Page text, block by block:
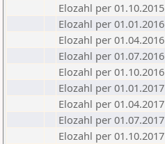
Elozahl per 01.10.2015
Elozahl per 01.01.2016
Elozahl per 01.04.2016
Elozahl per 01.07.2016
Elozahl per 01.10.2016
Elozahl per 01.01.2017
Elozahl per 01.04.2017
Elozahl per 01.07.2017
Elozahl per 01.10.2017